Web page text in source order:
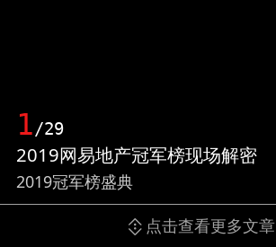
1/29
2019网易地产冠军榜现场解密
2019冠军榜盛典
点击查看更多文章